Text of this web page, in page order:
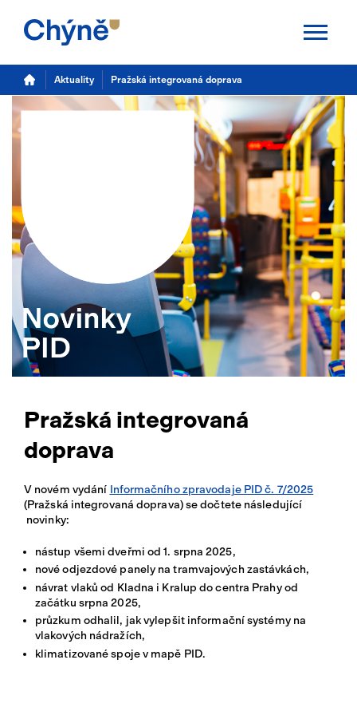
Chýně
Úřad
Samospráva
Úřední deska
Potřebuji vyřídit
Kalendář akcí
TS Chýně
Přihlásit se
Aktuality Pražská integrovaná doprava
Pražská integrovaná
doprava
V novém vydání Informačního zpravodaje PID č. 7/2025
(Pražská integrovaná doprava) se dočtete následující
novinky:
nástup všemi dveřmi od 1. srpna 2025,
nové odjezdové panely na tramvajových zastávkách,
návrat vlaků od Kladna i Kralup do centra Prahy od
začátku srpna 2025,
průzkum odhalil, jak vylepšit informační systémy na
vlakových nádražích,
klimatizované spoje v mapě PID.